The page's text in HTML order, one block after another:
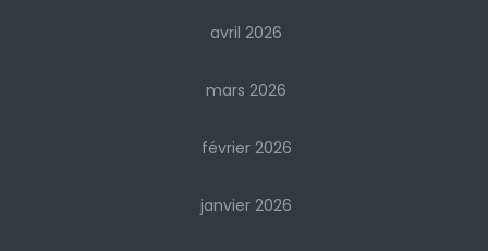
avril 2026
mars 2026
février 2026
janvier 2026